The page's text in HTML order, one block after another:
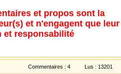
et propos sont la
et n'engagent que leur
et responsabilité
Commentaires : 4 Lus : 13201